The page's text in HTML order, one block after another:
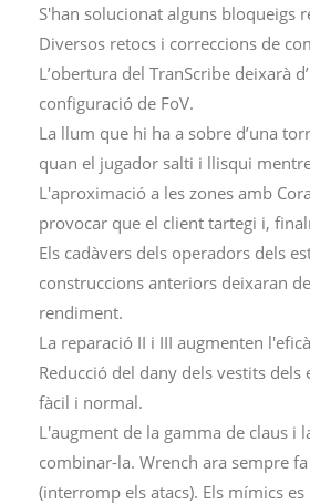
S'han solucionat alguns bloqueigs
Diversos retocs i correccions de
L’obertura del TranScribe deixarà
configuració de FoV.
La llum que hi ha a sobre d’una
quan el jugador salti i llisqui
L'aproximació a les zones amb
provocar que el client tartegi i,
Els cadàvers dels operadors dels
construccions anteriors deixaran
rendiment.
La reparació II i III augmenten
Reducció del dany dels vestits
fàcil i normal.
L'augment de la gamma de claus i
combinar-la. Wrench ara sempre
(interromp els atacs). Els mímics